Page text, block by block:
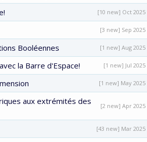
[10 new] Oct 2025
[3 new] Sep 2025
Booléennes [1 new] Aug 2025
la Barre d'Espace! [1 new] Jul 2025
[1 new] May 2025
aux extrémités des
[2 new] Apr 2025
[43 new] Mar 2025